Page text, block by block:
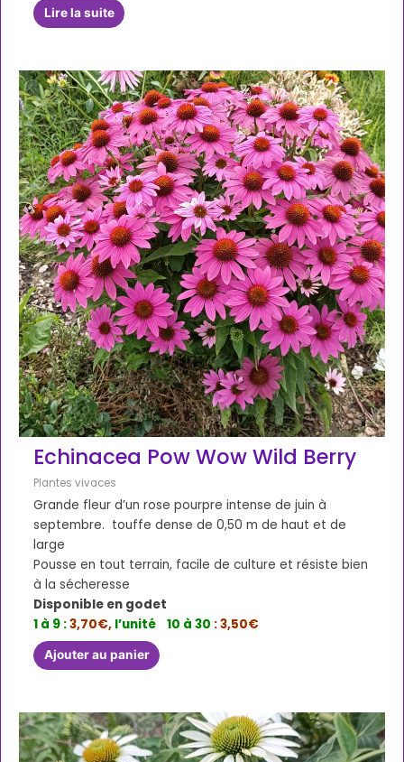
Lire la suite
Echinacea Pow Wow Wild Berry
Plantes vivaces
Grande fleur d’un rose pourpre intense de juin à
septembre. touffe dense de 0,50 m de haut et de
large
Pousse en tout terrain, facile de culture et résiste bien
à la sécheresse
Disponible en godet
1 à 9 :3,70€, l’unité 10 à 30 : 3,50€
Ajouter au panier